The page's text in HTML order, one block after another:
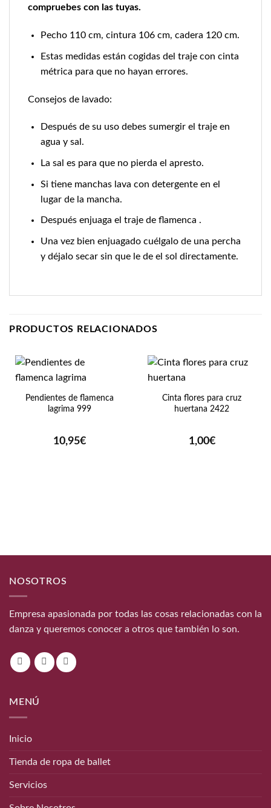
compruebes con las tuyas.
Pecho 110 cm, cintura 106 cm, cadera 120 cm.
Estas medidas están cogidas del traje con cinta
métrica para que no hayan errores.
Consejos de lavado:
Después de su uso debes sumergir el traje en
agua y sal.
La sal es para que no pierda el apresto.
Si tiene manchas lava con detergente en el
lugar de la mancha.
Después enjuaga el traje de flamenca .
Una vez bien enjuagado cuélgalo de una percha
y déjalo secar sin que le de el sol directamente.
PRODUCTOS RELACIONADOS
Pendientes de flamenca
lagrima 999
10,95€
Cinta flores para cruz
huertana 2422
1,00€
NOSOTROS
Empresa apasionada por todas las cosas relacionadas con la
danza y queremos conocer a otros que también lo son.
MENÚ
Inicio
Tienda de ropa de ballet
Servicios